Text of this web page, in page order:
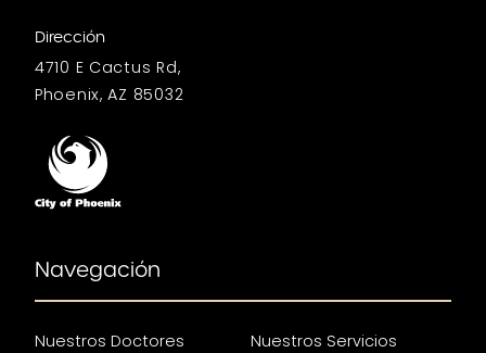
Dirección
4710 E Cactus Rd,
Phoenix, AZ 85032
Navegación
Nuestros Doctores Nuestros Servicios